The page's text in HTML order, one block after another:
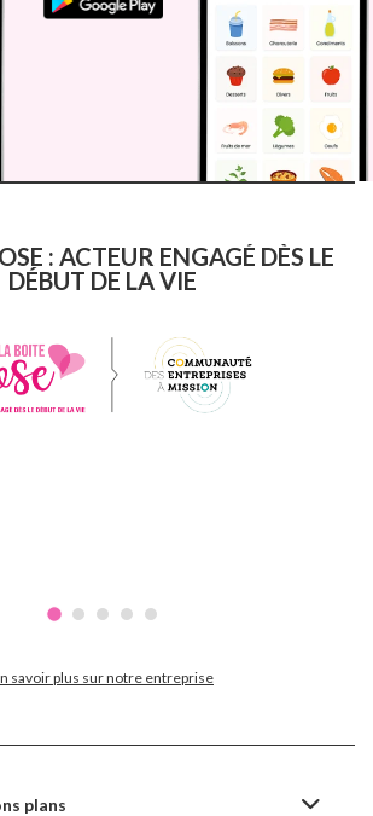
: ACTEUR ENGAGÉ DÈS LE
DÉBUT DE LA VIE
savoir plus sur notre entreprise
plans